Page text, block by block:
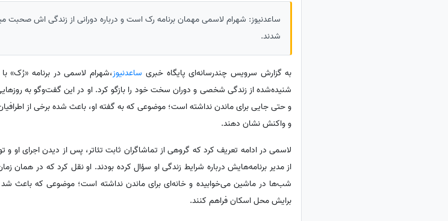
ساعدنیوز: شهرام لاسمی مهمان برنامه رک است و درباره دورانی از زندگی اش صحبت
شدند.
به گزارش سرویس چندرسانه‌ای پایگاه خبری ساعدنیوز،شهرام لاسمی در برنامه «رُک»
شنیده‌شده از زندگی شخصی و دوران سخت خود را بازگو کرد. او در این گفت‌وگو به
و حتی جایی برای ماندن نداشته است؛ موضوعی که به گفته او، باعث شده برخی از
و واکنش نشان دهند.
لاسمی در ادامه تعریف کرد که گروهی از تماشاگران ثابت تئاتر، پس از دیدن اجرای
از مدیر برنامه‌هایش درباره شرایط زندگی او سؤال کرده بودند. او نقل کرد که در همان
شب‌ها در ماشین می‌خوابیده و خانه‌ای برای ماندن نداشته است؛ موضوعی که باعث
برایش محل اسکان فراهم کنند.